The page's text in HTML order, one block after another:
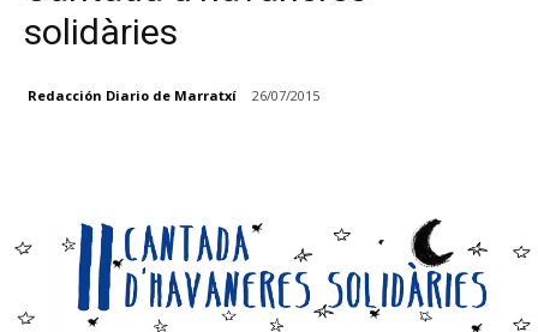
solidàries
Redacción Diario de Marratxí 26/07/2015